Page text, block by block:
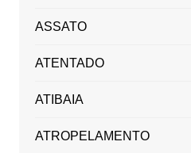
ASSATO
ATENTADO
ATIBAIA
ATROPELAMENTO